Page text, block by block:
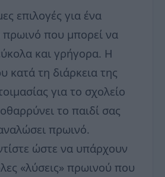
επιλογές για ένα
που μπορεί να
και γρήγορα. Η
κατά τη διάρκεια της
για το σχολείο
το παιδί σας
πρωινό.
ώστε να υπάρχουν
«λύσεις» πρωινού που